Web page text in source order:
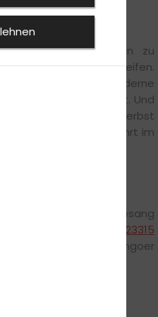
den Führerschein zu
als Chance begreifen.
Zeitpläne und moderne
Zeit ideal für den Start. Und
bereits im Herbst
– und die erste Fahrt im
jetzt anmelden!
gibt Steffen Münchgesang
der Durchwahl
0523123315
Fahrschule, Lemgoer